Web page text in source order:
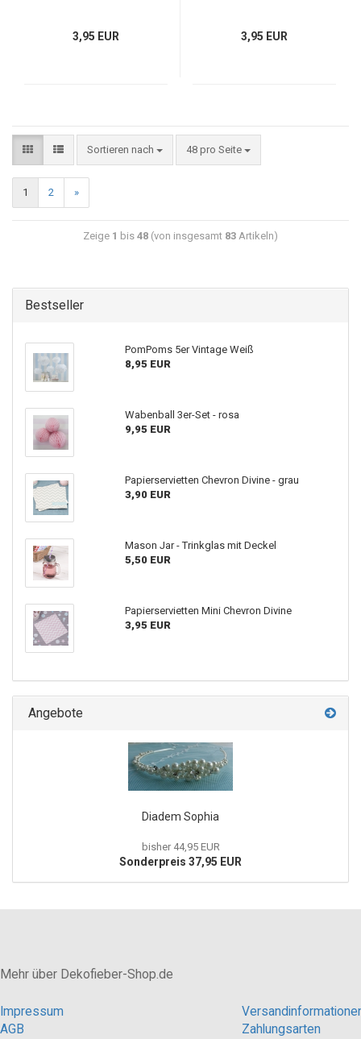
3,95 EUR 3,95 EUR
Sortieren nach 48 pro Seite
1 2 »
Zeige 1 bis 48 (von insgesamt 83 Artikeln)
Bestseller
PomPoms 5er Vintage Weiß
8,95 EUR
Wabenball 3er-Set - rosa
9,95 EUR
Papierservietten Chevron Divine - grau
3,90 EUR
Mason Jar - Trinkglas mit Deckel
5,50 EUR
Papierservietten Mini Chevron Divine
3,95 EUR
Angebote
Diadem Sophia
bisher 44,95 EUR
Sonderpreis 37,95 EUR
Mehr über Dekofieber-Shop.de
Impressum
AGB
Zahlungsarten